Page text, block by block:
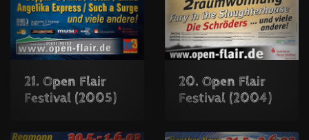
21. Open Flair
Festival (2005)
20. Open Flair
Festival (2004)